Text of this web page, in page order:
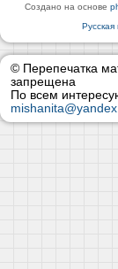
Создано на основе
© Перепечатка
запрещена
По всем